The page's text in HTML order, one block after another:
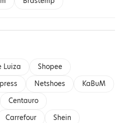
Luiza
Shopee
Netshoes
KaBuM
Centauro
Carrefour
Shein